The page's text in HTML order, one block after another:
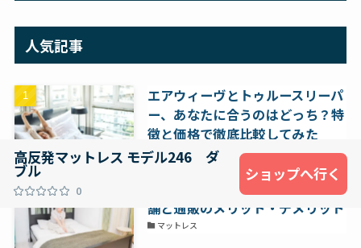
高反発マットレス モデル246 ダ
ブル
0
ショップへ行く
人気記事
エアウィーヴとトゥルースリーパ
ー、あなたに合うのはどっち？特
徴と価格で徹底比較してみた
マットレス
マットレスはどこで買うべき？店
舗と通販のメリット・デメリット
マットレス